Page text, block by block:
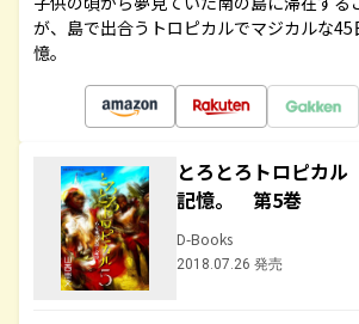
が、島で出合うトロピカルでマジカルな
憶。
とろとろトロピカ
記憶。 第5巻
D-Books
2018.07.26 発売